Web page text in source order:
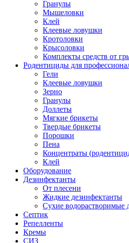
Гранулы
Мышеловки
Клей
Клеевые ловушки
Кротоловки
Крысоловки
Комплекты средств от
Родентициды для
Гели
Клеевые ловушки
Зерно
Гранулы
Доллеты
Мягкие брикеты
Твердые брикеты
Порошки
Пена
Концентраты
Клей
Оборудование
Дезинфектанты
От плесени
Жидкие дезинфектанты
Сухие водорастворимые
Септик
Репелленты
Кремы
СИЗ